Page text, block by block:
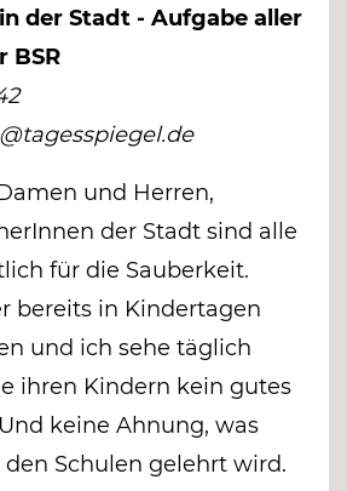
der Stadt - Aufgabe aller
BSR
und Herren,
der Stadt sind alle
für die Sauberkeit.
bereits in Kindertagen
und ich sehe täglich
ihren Kindern kein gutes
keine Ahnung, was
Schulen gelehrt wird.